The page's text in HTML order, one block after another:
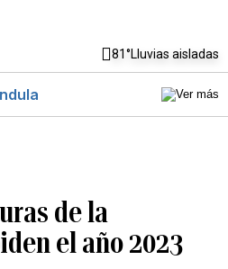
81°Lluvias aisladas
de la
el año 2023